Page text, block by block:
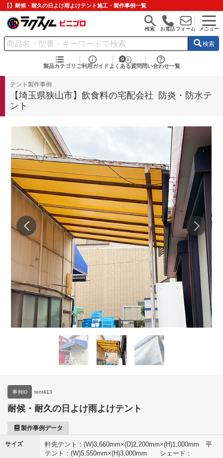
【】耐候・耐久の日よけ雨よけテント施工・製作事例一覧
検索 お電話フォーム メニュー
検索
製品カテゴリ ご利用ガイド よくある質問 問い合わせ一覧
テント製作事例
【埼玉県狭山市】飲食料の宅配会社 防炎・防水テ
ント
事例ID tent413
耐候・耐久の日よけ雨よけテント
製作事例データ
サイズ
軒先テント：(W)3,660mm×(D)2,200mm×(H)1,000mm 平
テント：(W)5,550mm×(H)3,000mm シェード：